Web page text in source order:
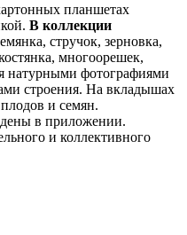
планшетах
В коллекции
стручок, зерновка,
многоорешек,
натурными фотографиями
строения. На вкладышах
и семян.
в приложении.
и коллективного